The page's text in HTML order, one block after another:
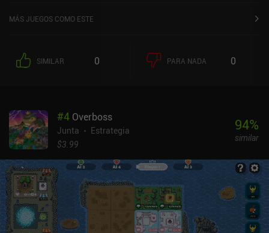
MÁS JUEGOS COMO ESTE
SIMILAR 0 PARA NADA 0
#4 Overboss
Junta
Estrategia
$3.99
94%
similar